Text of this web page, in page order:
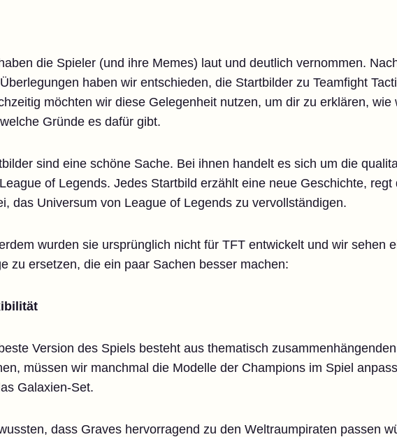
die Spieler (und ihre Memes) laut und deutlich vernommen.
haben wir entschieden, die Startbilder zu Teamfight
möchten wir diese Gelegenheit nutzen, um dir zu erklären,
Gründe es dafür gibt.
sind eine schöne Sache. Bei ihnen handelt es sich um die
of Legends. Jedes Startbild erzählt eine neue Geschichte,
das Universum von League of Legends zu vervollständigen.
wurden sie ursprünglich nicht für TFT entwickelt und wir sehen
zu ersetzen, die ein paar Sachen besser machen:
Version des Spiels besteht aus thematisch
müssen wir manchmal die Modelle der Champions im Spiel
Galaxien-Set.
dass Graves hervorragend zu den Weltraumpiraten passen